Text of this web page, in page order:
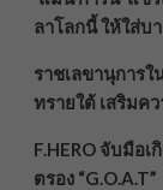
ลาโลกนี้ ให้ใส่บ
ราชเลขานุการ
ทรายใต้ เสริมค
F.HERO จับมือเ
ตรอง “G.O.A.T”